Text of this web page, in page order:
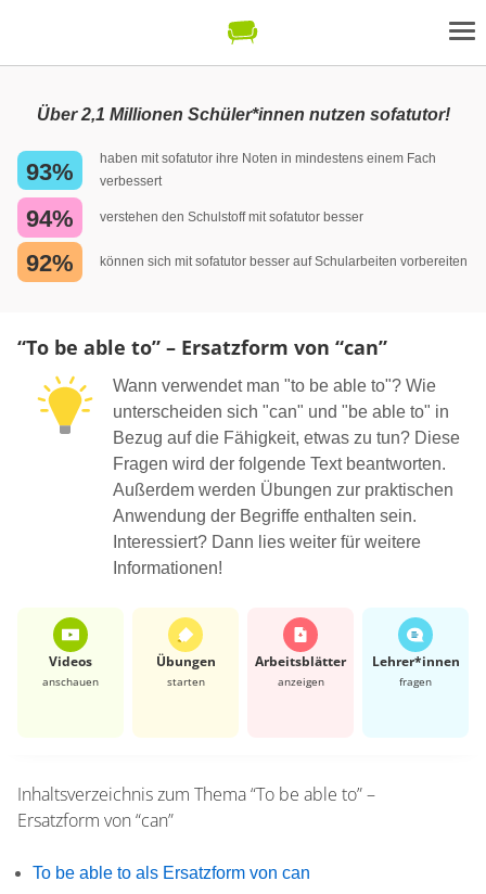
Über 2,1 Millionen Schüler*innen nutzen sofatutor!
93%
haben mit sofatutor ihre Noten in mindestens einem Fach
verbessert
94% verstehen den Schulstoff mit sofatutor besser
92% können sich mit sofatutor besser auf Schularbeiten vorbereiten
“To be able to” – Ersatzform von “can”
Wann verwendet man "to be able to"? Wie
unterscheiden sich "can" und "be able to" in
Bezug auf die Fähigkeit, etwas zu tun? Diese
Fragen wird der folgende Text beantworten.
Außerdem werden Übungen zur praktischen
Anwendung der Begriffe enthalten sein.
Interessiert? Dann lies weiter für weitere
Informationen!
Videos
anschauen
Übungen
starten
Arbeits­blätter
anzeigen
Lehrer*​innen
fragen
Inhaltsverzeichnis zum Thema“To be able to” –
Ersatzform von “can”
To be able to als Ersatzform von can